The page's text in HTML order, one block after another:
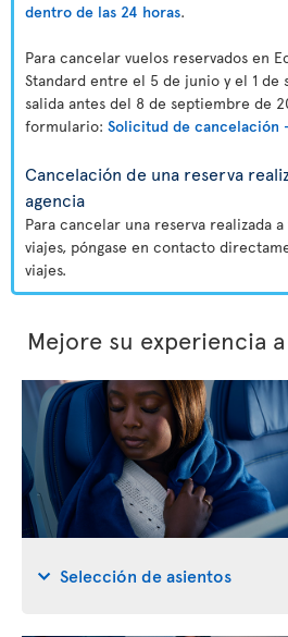
dentro de las 24 horas.
Para cancelar vuelos reservados en
Standard entre el 5 de junio y el 1
salida antes del 8 de septiembre de
formulario: Solicitud de cancelación
Cancelación de una reserva
agencia
Para cancelar una reserva realizada
viajes, póngase en contacto
viajes.
Mejore su experiencia
Selección de asientos